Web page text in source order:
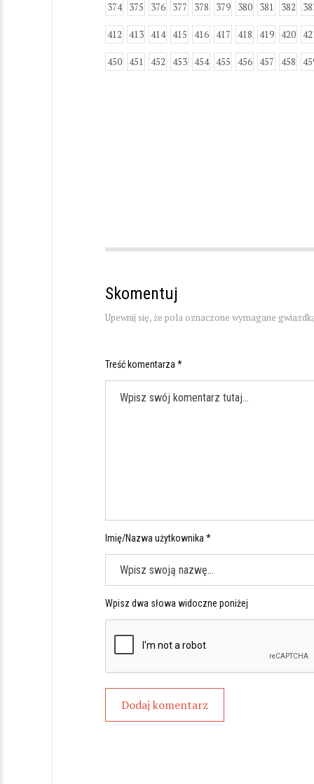
374 375 376 377 378 379 380 381 382
412 413 414 415 416 417 418 419 420
450 451 452 453 454 455 456 457 458
Skomentuj
Upewnij się, że pola oznaczone wymagane
Treść komentarza *
Imię/Nazwa użytkownika *
Wpisz dwa słowa widoczne poniżej